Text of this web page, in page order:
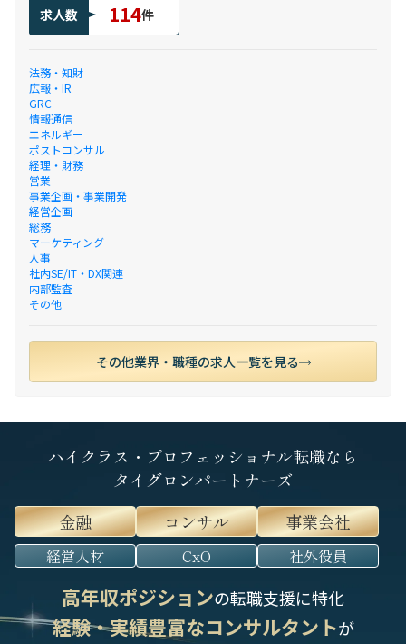
求人数 114件
法務・知財
広報・IR
GRC
情報通信
エネルギー
ポストコンサル
経理・財務
営業
事業企画・事業開発
経営企画
総務
マーケティング
人事
社内SE/IT・DX関連
内部監査
その他
その他業界・職種の求人一覧を見る
ハイクラス・プロフェッショナル転職なら
タイグロンパートナーズ
金融
コンサル 事業会社
経営人材 CxO 社外役員
高年収ポジションの転職支援に特化
経験・実績豊富なコンサルタントが